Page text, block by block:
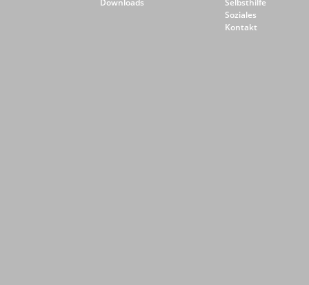
Downloads
Selbsthilfe
Soziales
Kontakt